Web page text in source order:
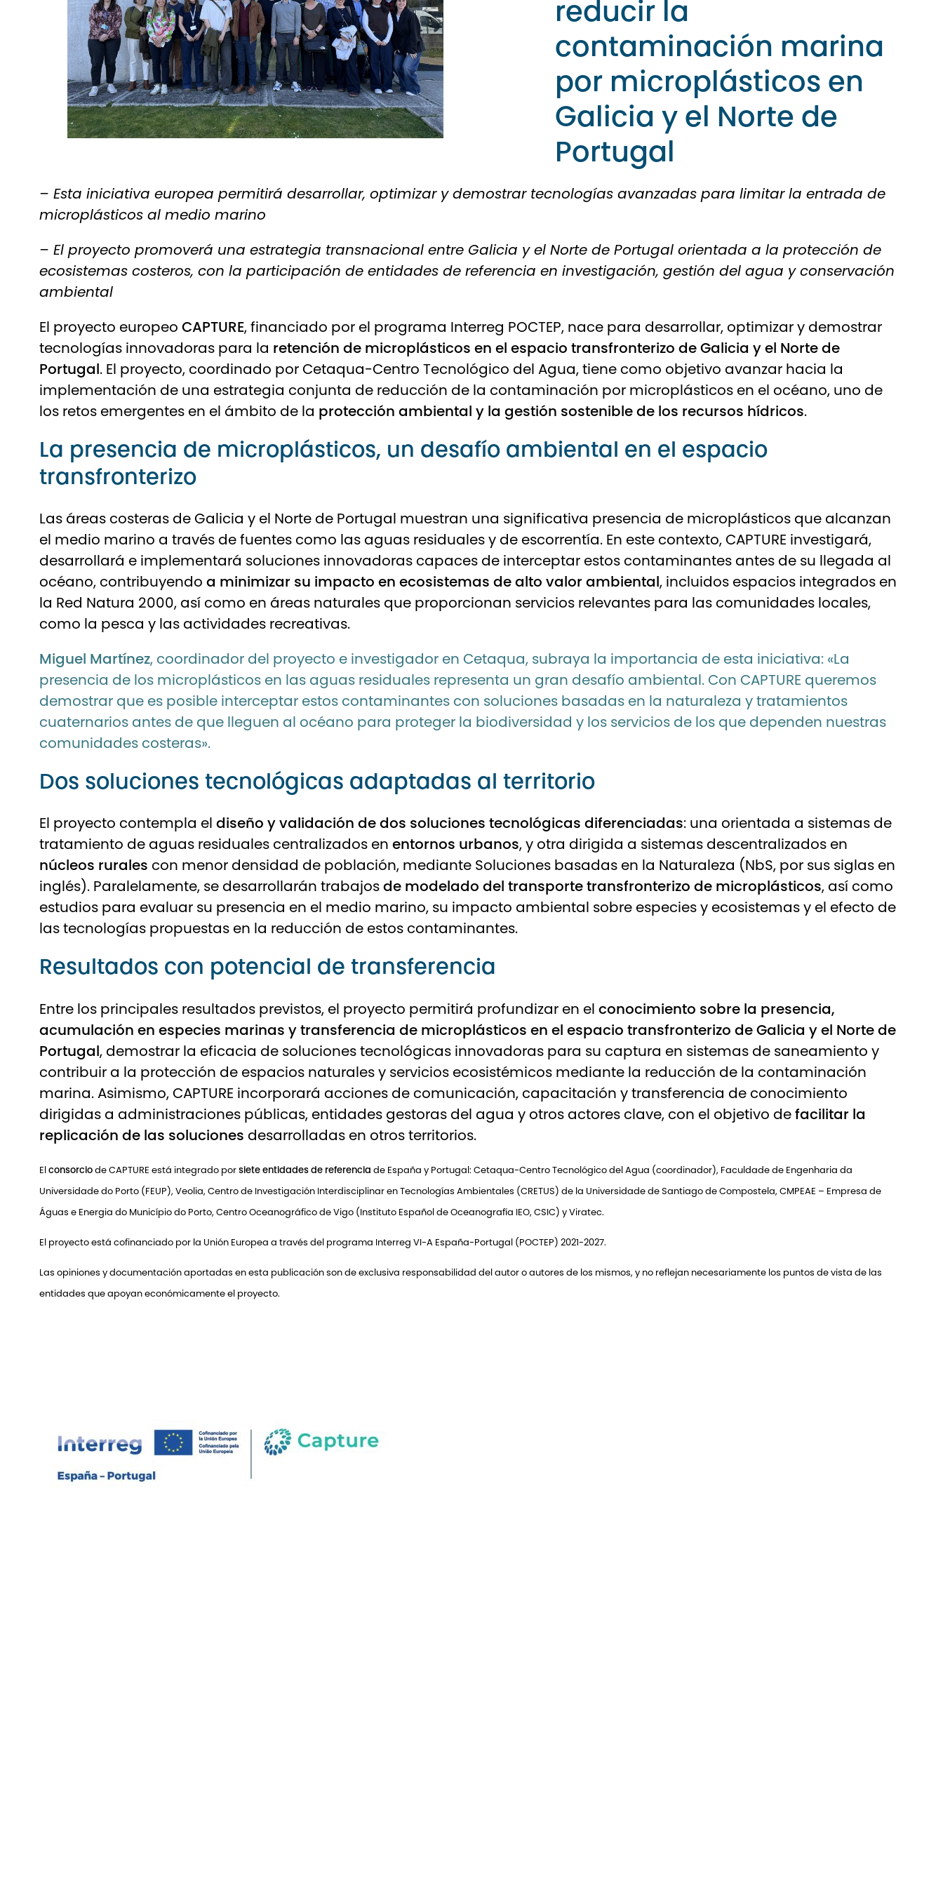
reducir la
contaminación marina
por microplásticos en
Galicia y el Norte de
Portugal
– Esta iniciativa europea permitirá desarrollar, optimizar y demostrar tecnologías avanzadas para limitar la entrada de
microplásticos al medio marino
– El proyecto promoverá una estrategia transnacional entre Galicia y el Norte de Portugal orientada a la protección de
ecosistemas costeros, con la participación de entidades de referencia en investigación, gestión del agua y conservación
ambiental
El proyecto europeo CAPTURE, financiado por el programa Interreg POCTEP, nace para desarrollar, optimizar y demostrar
tecnologías innovadoras para la retención de microplásticos en el espacio transfronterizo de Galicia y el Norte de
Portugal. El proyecto, coordinado porCetaqua-Centro Tecnológico del Agua, tiene como objetivo avanzar hacia la
implementación de una estrategia conjunta de reducción de la contaminación por microplásticos en el océano, uno de
los retos emergentes en el ámbito de la protección ambiental y la gestión sostenible de los recursos hídricos.
La presencia de microplásticos, un desafío ambiental en el espacio
transfronterizo
Las áreas costeras de Galicia y el Norte de Portugal muestran una significativa presencia de microplásticos que alcanzan
el medio marino a través de fuentes como las aguas residuales y de escorrentía. En este contexto, CAPTURE investigará,
desarrollará e implementará soluciones innovadoras capaces de interceptar estos contaminantes antes de su llegada al
océano, contribuyendo a minimizar su impacto en ecosistemas de alto valor ambiental, incluidos espacios integrados en
la Red Natura 2000, así como en áreas naturales que proporcionan servicios relevantes para las comunidades locales,
como la pesca y las actividades recreativas.
Miguel Martínez, coordinador del proyecto e investigador en Cetaqua, subraya la importancia de esta iniciativa: «La
presencia de los microplásticos en las aguas residuales representa un gran desafío ambiental. Con CAPTURE queremos
demostrar que es posible interceptar estos contaminantes con soluciones basadas en la naturaleza y tratamientos
cuaternarios antes de que lleguen al océano para proteger la biodiversidad y los servicios de los que dependen nuestras
comunidades costeras».
Dos soluciones tecnológicas adaptadas al territorio
El proyecto contempla el diseño y validación de dos soluciones tecnológicas diferenciadas: una orientada a sistemas de
tratamiento de aguas residuales centralizados en entornos urbanos, y otra dirigida a sistemas descentralizados en
núcleos rurales con menor densidad de población, mediante Soluciones basadas en la Naturaleza (NbS, por sus siglas en
inglés). Paralelamente, se desarrollarán trabajosde modelado del transporte transfronterizo de microplásticos, así como
estudios para evaluar su presencia en el medio marino, su impacto ambiental sobre especies y ecosistemas y el efecto de
las tecnologías propuestas en la reducción de estos contaminantes.
Resultados con potencial de transferencia
Entre los principales resultados previstos, el proyecto permitirá profundizar en el conocimiento sobre la presencia,
acumulación en especies marinas y transferencia de microplásticos en el espacio transfronterizo de Galicia y el Norte de
Portugal, demostrar la eficacia de soluciones tecnológicas innovadoras para su captura en sistemas de saneamiento y
contribuir a la protección de espacios naturales y servicios ecosistémicos mediante la reducción de la contaminación
marina. Asimismo, CAPTURE incorporará acciones de comunicación, capacitación y transferencia de conocimiento
dirigidas a administraciones públicas, entidades gestoras del agua y otros actores clave, con el objetivo defacilitar la
replicación de las soluciones desarrolladas en otros territorios.
Elconsorciode CAPTURE está integrado porsiete entidades de referencia de España y Portugal: Cetaqua-Centro Tecnológico del Agua (coordinador), Faculdade de Engenharia da
Universidade do Porto (FEUP), Veolia, Centro de Investigación Interdisciplinar en Tecnologías Ambientales (CRETUS) de la Universidade de Santiago de Compostela, CMPEAE – Empresa de
Águas e Energia do Município do Porto, Centro Oceanográfico de Vigo (Instituto Español de Oceanografía IEO, CSIC) yViratec.
El proyecto está cofinanciado por la Unión Europea a través del programa Interreg VI-A España-Portugal (POCTEP) 2021-2027.
Las opiniones y documentación aportadas en esta publicación son de exclusiva responsabilidad del autor o autores de los mismos, y no reflejan necesariamente los puntos de vista de las
entidades que apoyan económicamente el proyecto.